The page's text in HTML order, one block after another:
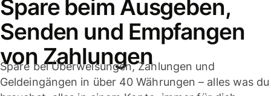
Spare beim Ausgeben,
Senden und Empfangen
von Zahlungen
Spare bei Überweisungen, Zahlungen und
Geldeingängen in über 40 Währungen – alles was du